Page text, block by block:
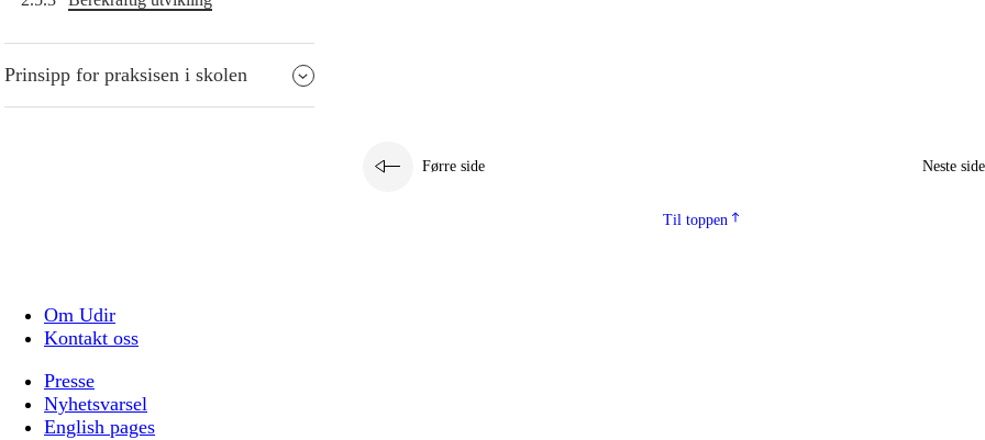
Prinsipp for praksisen i skolen
Førre side Neste side
Til toppen
Om Udir
Kontakt oss
Presse
Nyhetsvarsel
English pages